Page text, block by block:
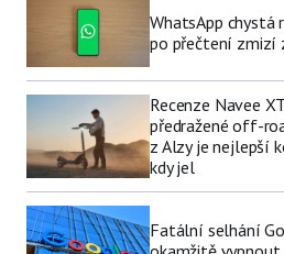
WhatsApp chystá
po přečtení zmizí
Recenze Navee
předražené off-
z Alzy je nejlepší
kdy jel
Fatální selhání